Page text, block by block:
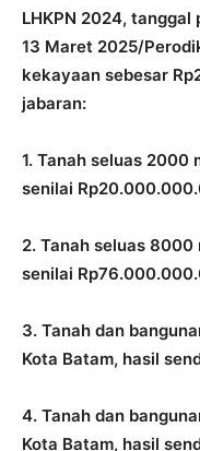
LHKPN 2024,
13 Maret 2025/
kekayaan sebesar
jabaran:
1. Tanah seluas 2000
senilai
2. Tanah seluas 8000
senilai
3. Tanah dan
Kota Batam, hasil
4. Tanah dan
Kota Batam, hasil